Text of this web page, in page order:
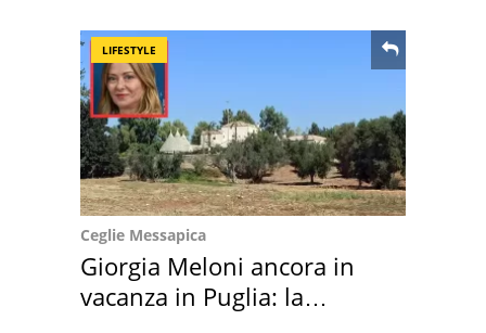
LIFESTYLE
Ceglie Messapica
Giorgia Meloni ancora in
vacanza in Puglia: la